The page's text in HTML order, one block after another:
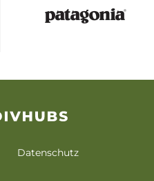
Datenschutz